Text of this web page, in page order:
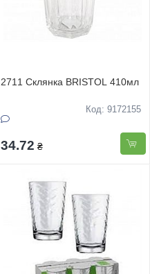
2711 Склянка BRISTOL 410мл
Код: 9172155
34.72 ₴